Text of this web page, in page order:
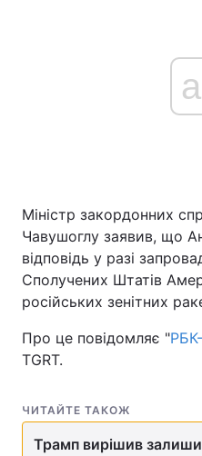
Головна
Україна
Спорт
Зброя
Міністр закордонних
Чавушоглу заявив, що
відповідь у разі
Сполучених Штатів
російських зенітних
Про це повідомляє "
TGRT.
ЧИТАЙТЕ ТАКОЖ
Трамп вирішив